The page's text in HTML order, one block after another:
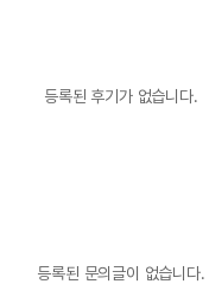
등록된 후기가 없습니다.
등록된 문의글이 없습니다.